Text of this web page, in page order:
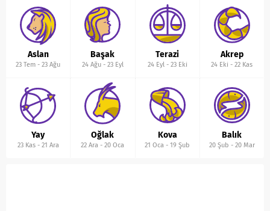
Aslan
23 Tem -23 Ağu
Başak
24 Ağu- 23 Eyl
Terazi
24 Eyl- 23 Eki
Akrep
24 Eki -22 Kas
Yay
23 Kas- 21 Ara
Oğlak
22 Ara -20 Oca
Kova
21 Oca -19 Şub
Balık
20 Şub - 20 Mar